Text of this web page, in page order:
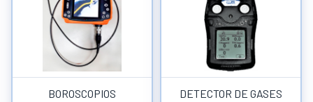
BOROSCOPIOS DETECTOR DE GASES